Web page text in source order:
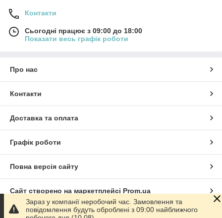
Контакти
Сьогодні працює з 09:00 до 18:00
Показати весь графік роботи
Про нас
Контакти
Доставка та оплата
Графік роботи
Повна версія сайту
Сайт створено на маркетплейсі Prom.ua
Політика конфіденційності
Зараз у компанії неробочий час. Замовлення та
повідомлення будуть оброблені з 09:00 найближчого